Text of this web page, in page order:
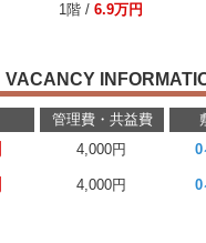
1階 / 6.9万円
VACANCY
管理費・共益費
4,000円 0
4,000円 0